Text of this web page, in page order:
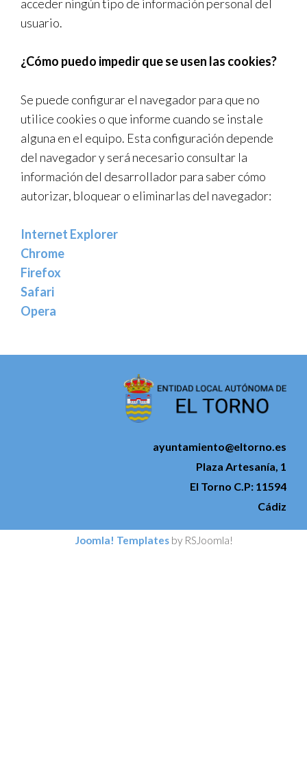
acceder ningún tipo de información personal del
usuario.
¿Cómo puedo impedir que se usen las cookies?
Se puede configurar el navegador para que no
utilice cookies o que informe cuando se instale
alguna en el equipo. Esta configuración depende
del navegador y será necesario consultar la
información del desarrollador para saber cómo
autorizar, bloquear o eliminarlas del navegador:
Internet Explorer
Chrome
Firefox
Safari
Opera
ayuntamiento@eltorno.es
Plaza Artesanía, 1
El Torno C.P: 11594
Cádiz
Joomla! Templatesby RSJoomla!